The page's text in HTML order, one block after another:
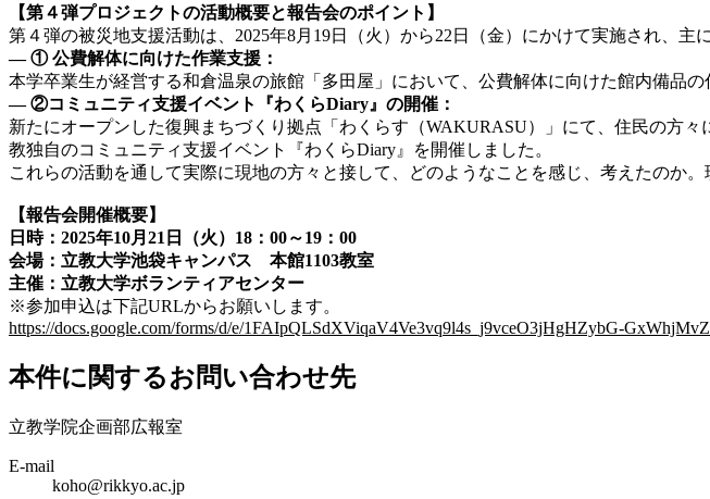
【第４弾プロジェクトの活動概要と報告会のポイント 】
第４弾の被災地支援活動は、2025年8月19日（火）から22日（金）にかけて実施され、主
— ① 公費解体に向けた作業支援：
本学卒業生が経営する和倉温泉の旅館「多田屋」において、公費解体に向けた館内備品
—②コミュニティ支援イベント『わくらDiary』の開催：
新たにオープンした復興まちづくり拠点「わくらす（WAKURASU）」にて、住民の方
教独自のコミュニティ支援イベント『わくらDiary』を開催しました。
これらの活動を通して実際に現地の方々と接して、どのようなことを感じ、考えたのか
【報告会開催概要】
日時：2025年10月21日（火）18：00～19：00
会場：立教大学池袋キャンパス 本館1103教室
主催：立教大学ボランティアセンター
※参加申込は下記URLからお願いします。
https://docs.google.com/forms/d/e/1FAIpQLSdXViqaV4Ve3vq9l4s_j9vceO3jHgHZybG-
本件に関するお問い合わせ先
立教学院企画部広報室
E-mail
koho@rikkyo.ac.jp